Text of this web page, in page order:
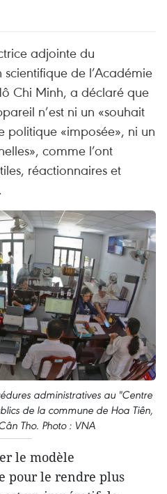
adjointe du
de l’Académie
Chi Minh, a déclaré que
n’est ni un «souhait
politique «imposée», ni un
comme l’ont
réactionnaires et
administratives au "Centre
de la commune de Hoa Tiên,
Tho. Photo : VNA
le modèle
pour le rendre plus